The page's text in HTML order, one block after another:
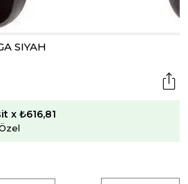
SIYAH
x ₺616,81